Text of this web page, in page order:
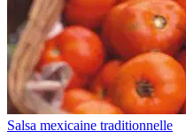
Salsa mexicaine traditionnelle